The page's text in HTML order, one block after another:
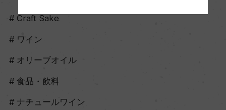
Craft Sake
ワイン
オリーブオイル
食品・飲料
ナチュールワイン